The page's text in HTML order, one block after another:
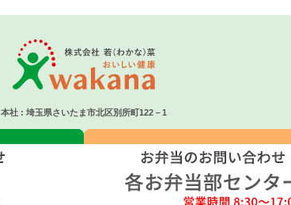
本社 : 埼玉県さいたま市北区別所町122－1